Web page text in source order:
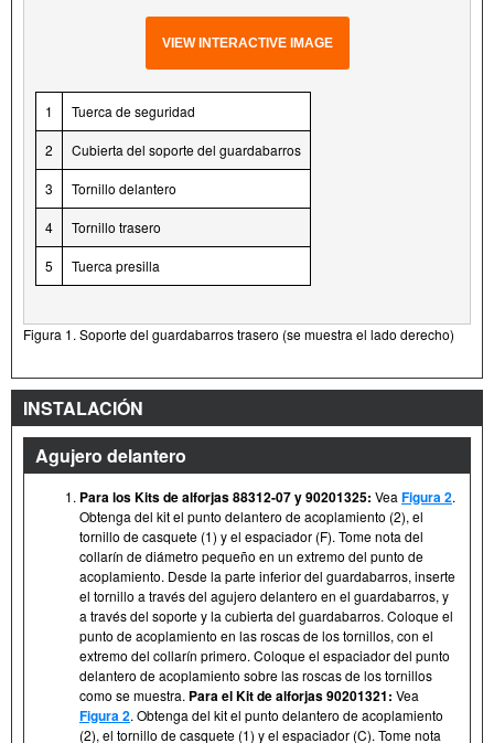
VIEW INTERACTIVE IMAGE
1 Tuerca de seguridad
2 Cubierta del soporte del guardabarros
3 Tornillo delantero
4 Tornillo trasero
5 Tuerca presilla
Figura 1. Soporte del guardabarros trasero (se muestra el lado derecho)
INSTALACIÓN
Agujero delantero
Para los Kits de alforjas 88312-07 y 90201325: Vea Figura 2.
Obtenga del kit el punto delantero de acoplamiento (2), el
tornillo de casquete (1) y el espaciador (F). Tome nota del
collarín de diámetro pequeño en un extremo del punto de
acoplamiento. Desde la parte inferior del guardabarros, inserte
el tornillo a través del agujero delantero en el guardabarros, y
a través del soporte y la cubierta del guardabarros. Coloque el
punto de acoplamiento en las roscas de los tornillos, con el
extremo del collarín primero. Coloque el espaciador del punto
delantero de acoplamiento sobre las roscas de los tornillos
como se muestra. Para el Kit de alforjas 90201321: Vea
Figura 2. Obtenga del kit el punto delantero de acoplamiento
(2), el tornillo de casquete (1) y el espaciador (C). Tome nota